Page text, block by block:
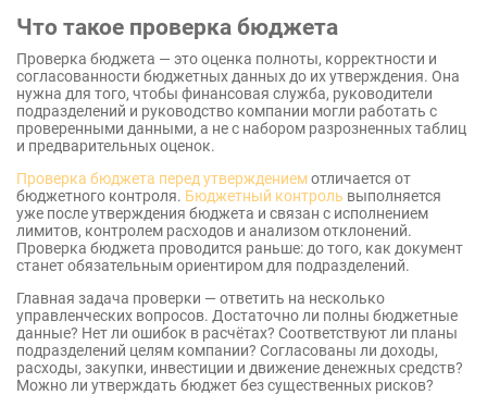
Что такое проверка бюджета
Проверка бюджета — это оценка полноты, корректности и
согласованности бюджетных данных до их утверждения. Она
нужна для того, чтобы финансовая служба, руководители
подразделений и руководство компании могли работать с
проверенными данными, а не с набором разрозненных таблиц
и предварительных оценок.
Проверка бюджета перед утверждениемотличается от
бюджетного контроля. Бюджетный контроль выполняется
уже после утверждения бюджета и связан с исполнением
лимитов, контролем расходов и анализом отклонений.
Проверка бюджета проводится раньше: до того, как документ
станет обязательным ориентиром для подразделений.
Главная задача проверки — ответить на несколько
управленческих вопросов. Достаточно ли полны бюджетные
данные? Нет ли ошибок в расчётах? Соответствуют ли планы
подразделений целям компании? Согласованы ли доходы,
расходы, закупки, инвестиции и движение денежных средств?
Можно ли утверждать бюджет без существенных рисков?